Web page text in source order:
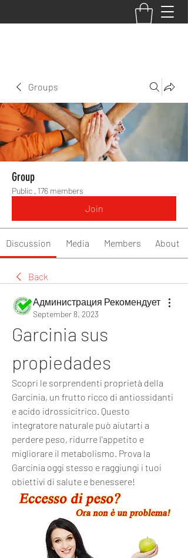
Groups
Group
Public · 176 members
Join
Discussion Media Members About
Back
Администрация Рекомендует
September 8, 2023
Garcinia sus
propiedades
Scopri le sorprendenti proprietà della
Garcinia, un frutto ricco di antiossidanti
e acido idrossicitrico. Questo
integratore naturale può aiutarti a
perdere peso, ridurre l'appetito e
migliorare il metabolismo. Prova la
Garcinia oggi stesso e raggiungi i tuoi
obiettivi di salute e benessere!